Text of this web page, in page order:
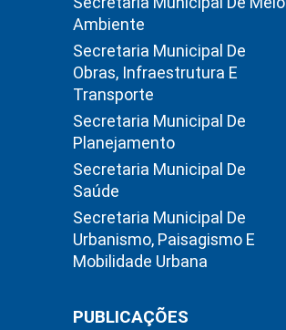
Ambiente
Secretaria Municipal De
Obras, Infraestrutura E
Transporte
Secretaria Municipal De
Planejamento
Secretaria Municipal De
Saúde
Secretaria Municipal De
Urbanismo, Paisagismo E
Mobilidade Urbana
PUBLICAÇÕES